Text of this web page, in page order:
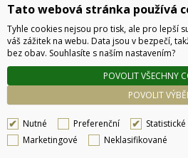
ODESLAT
Tato webová stránka používá
Tyhle cookies nejsou pro tisk, ale pro lepší
váš zážitek na webu. Data jsou v bezpečí,
bez obav. Souhlasíte s naším nastavením?
POVOLIT
POVOLIT VŠECHNY
Nutné Preferenční
Statistické
Marketingové
Neklasifikované